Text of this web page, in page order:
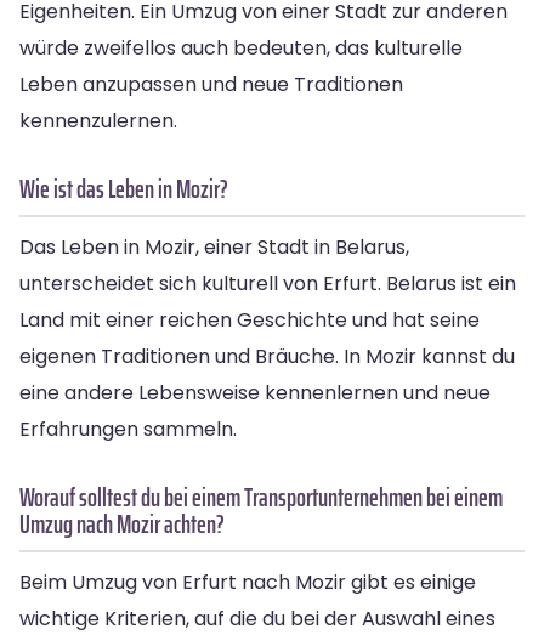
Eigenheiten. Ein Umzug von einer Stadt zur anderen
würde zweifellos auch bedeuten, das kulturelle
Leben anzupassen und neue Traditionen
kennenzulernen.
Wie ist das Leben in Mozir?
Das Leben in Mozir, einer Stadt in Belarus,
unterscheidet sich kulturell von Erfurt. Belarus ist ein
Land mit einer reichen Geschichte und hat seine
eigenen Traditionen und Bräuche. In Mozir kannst du
eine andere Lebensweise kennenlernen und neue
Erfahrungen sammeln.
Worauf solltest du bei einem Transportunternehmen bei einem
Umzug nach Mozir achten?
Beim Umzug von Erfurt nach Mozir gibt es einige
wichtige Kriterien, auf die du bei der Auswahl eines